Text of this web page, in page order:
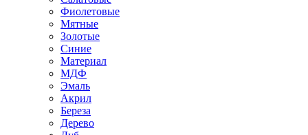
Фиолетовые
Мятные
Золотые
Синие
Материал
МДФ
Эмаль
Акрил
Береза
Дерево